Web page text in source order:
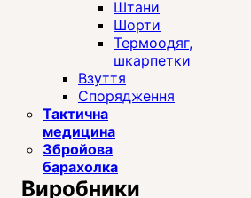
Штани
Шорти
Термоодяг,
шкарпетки
Взуття
Спорядження
Тактична
медицина
Збройова
барахолка
Виробники